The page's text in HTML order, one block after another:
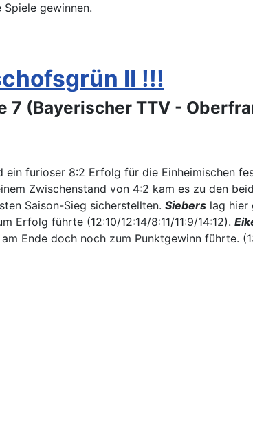
gewinnen.
II !!!
7 (Bayerischer TTV -
furioser 8:2 Erfolg für die Einheimischen
Zwischenstand von 4:2 kam es zu den
Saison-Sieg sicherstellten. Siebers lag hier
Erfolg führte (12:10/12:14/8:11/11:9/14:12).
Ende doch noch zum Punktgewinn führte.